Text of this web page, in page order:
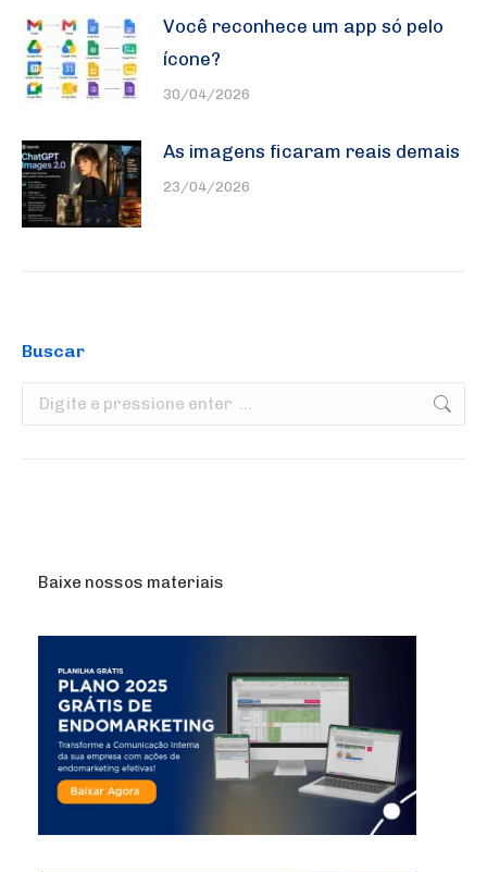
Você reconhece um app só pelo
ícone?
30/04/2026
As imagens ficaram reais demais
23/04/2026
Buscar
Search:
Baixe nossos materiais